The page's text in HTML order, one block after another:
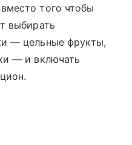
того чтобы
выбирать
— цельные фрукты,
— и включать